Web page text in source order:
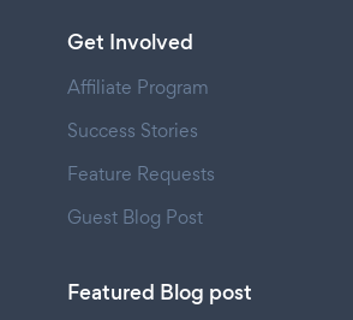
Get Involved
Affiliate Program
Success Stories
Feature Requests
Guest Blog Post
Featured Blog post